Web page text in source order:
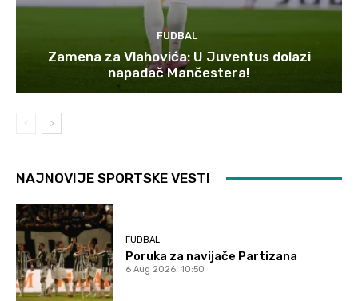
FUDBAL
Zamena za Vlahovića: U Juventus dolazi
napadač Mančestera!
NAJNOVIJE SPORTSKE VESTI
FUDBAL
Poruka za navijače Partizana
6 Aug 2026. 10:50